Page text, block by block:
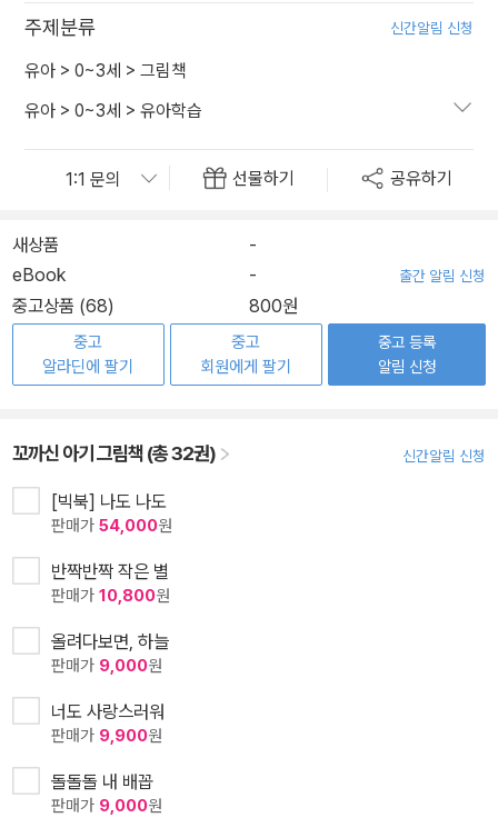
주제분류 신간알림 신청
유아 > 0~3세 > 그림책
유아 > 0~3세 > 유아학습
선물하기 공유하기
새상품
-
eBook
- 출간 알림 신청
중고상품 (68) 800원
중고
알라딘에 팔기
중고
회원에게 팔기
중고 등록
알림 신청
꼬까신 아기 그림책 (총 32권) 신간알림 신청
[빅북] 나도 나도
판매가 54,000원
반짝반짝 작은 별
판매가 10,800원
올려다보면, 하늘
판매가 9,000원
너도 사랑스러워
판매가 9,900원
돌돌돌 내 배꼽
판매가 9,000원